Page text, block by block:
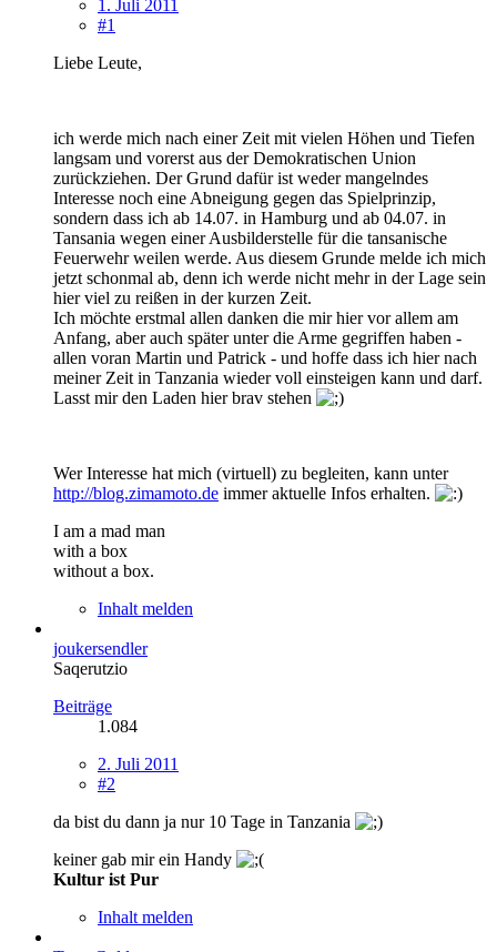
1. Juli 2011
#1
Liebe Leute,
ich werde mich nach einer Zeit mit vielen Höhen und Tiefen
langsam und vorerst aus der Demokratischen Union
zurückziehen. Der Grund dafür ist weder mangelndes
Interesse noch eine Abneigung gegen das Spielprinzip,
sondern dass ich ab 14.07. in Hamburg und ab 04.07. in
Tansania wegen einer Ausbilderstelle für die tansanische
Feuerwehr weilen werde. Aus diesem Grunde melde ich mich
jetzt schonmal ab, denn ich werde nicht mehr in der Lage sein
hier viel zu reißen in der kurzen Zeit.
Ich möchte erstmal allen danken die mir hier vor allem am
Anfang, aber auch später unter die Arme gegriffen haben -
allen voran Martin und Patrick - und hoffe dass ich hier nach
meiner Zeit in Tanzania wieder voll einsteigen kann und darf.
Lasst mir den Laden hier brav stehen
Wer Interesse hat mich (virtuell) zu begleiten, kann unter
http://blog.zimamoto.de immer aktuelle Infos erhalten.
I am a mad man
with a box
without a box.
Inhalt melden
joukersendler
Saqerutzio
Beiträge
1.084
2. Juli 2011
#2
da bist du dann ja nur 10 Tage in Tanzania
keiner gab mir ein Handy
Kultur ist Pur
Inhalt melden